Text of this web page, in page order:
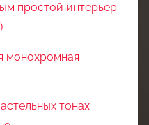
простой интерьер
монохромная
тонах: